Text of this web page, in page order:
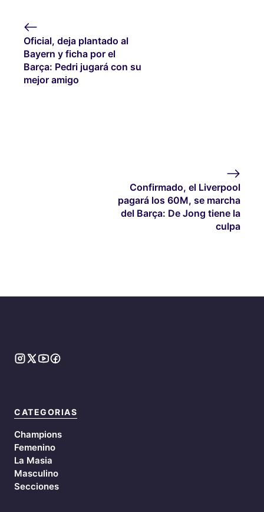
Oficial, deja plantado al
Bayern y ficha por el
Barça: Pedri jugará con su
mejor amigo
Confirmado, el Liverpool
pagará los 60M, se marcha
del Barça: De Jong tiene la
culpa
CATEGORIAS
Champions
Femenino
La Masia
Masculino
Secciones